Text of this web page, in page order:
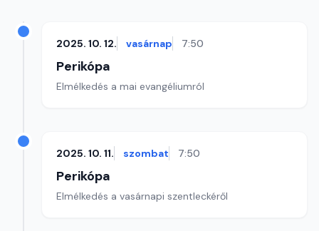
2025. 10. 12. vasárnap 7:50
Perikópa
Elmélkedés a mai evangéliumról
2025. 10. 11. szombat 7:50
Perikópa
Elmélkedés a vasárnapi szentleckéről